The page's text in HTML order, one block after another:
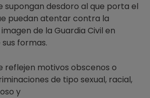
supongan desdoro al que porta el
puedan atentar contra la
de la Guardia Civil en
formas.
reflejen motivos obscenos o
de tipo sexual, racial,
y